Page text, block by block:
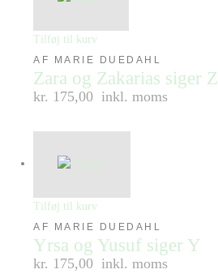
Tilføj til kurv
AF MARIE DUEDAHL
Zara og Zakarias siger Z
kr. 175,00 inkl. moms
Tilføj til kurv
AF MARIE DUEDAHL
Yrsa og Yusuf siger Y
kr. 175,00 inkl. moms